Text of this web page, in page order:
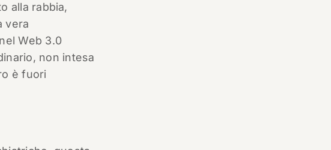
alla rabbia,
vera
Web 3.0
non intesa
è fuori